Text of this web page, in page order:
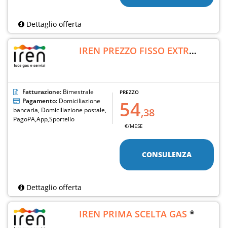
Dettaglio offerta
IREN PREZZO FISSO EXTRA
Fatturazione: Bimestrale
Pagamento: Domiciliazione
bancaria, Domiciliazione postale,
PagoPA,App,Sportello
PREZZO
54,38
€/MESE
CONSULENZA
Dettaglio offerta
IREN PRIMA SCELTA GAS *